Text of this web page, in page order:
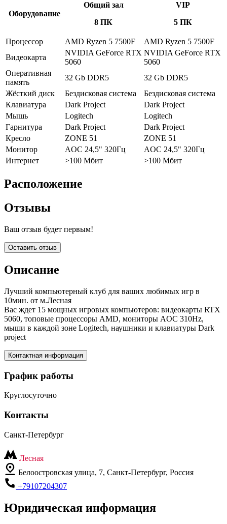
Оборудование
Общий зал
8 ПК
VIP
5 ПК
Процессор AMD Ryzen 5 7500F
AMD Ryzen 5 7500F
Видеокарта
NVIDIA GeForce RTX
5060
NVIDIA GeForce RTX
5060
Оперативная
память
32 Gb DDR5
32 Gb DDR5
Жёсткий диск
Бездисковая система
Бездисковая система
Клавиатура
Dark Project
Dark Project
Мышь
Logitech
Logitech
Гарнитура
Dark Project
Dark Project
Кресло
ZONE 51
ZONE 51
Монитор
AOC 24,5" 320Гц
AOC 24,5" 320Гц
Интернет
>100 Мбит >100 Мбит
Расположение
Отзывы
Ваш отзыв будет первым!
Оставить отзыв
Описание
Лучший компьютерный клуб для ваших любимых игр в
10мин. от м.Лесная
Вас ждет 15 мощных игровых компьютеров: видеокарты RTX
5060, топовые процессоры AMD, мониторы AOC 310Hz,
мыши в каждой зоне Logitech, наушники и клавиатуры Dark
project
Контактная информация
График работы
Круглосуточно
Контакты
Санкт-Петербург
Лесная
Белоостровская улица, 7, Санкт-Петербург, Россия
+79107204307
Юридическая информация